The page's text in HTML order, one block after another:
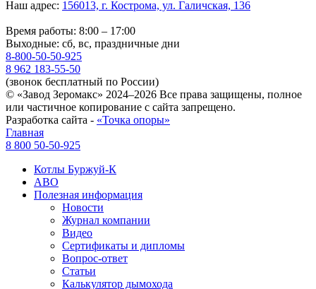
Наш адрес: 156013, г. Кострома, ул. Галичская, 136
Время работы: 8:00 – 17:00
Выходные: сб, вс, праздничные дни
8-800-50-50-925
8 962 183-55-50
(звонок бесплатный по России)
© «Завод Зеромакс» 2024–2026 Все права защищены, полное
или частичное копирование с сайта запрещено.
Разработка сайта - «Точка опоры»
Главная
8 800 50-50-925
Котлы Буржуй-К
АВО
Полезная информация
Новости
Журнал компании
Видео
Сертификаты и дипломы
Вопрос-ответ
Статьи
Калькулятор дымохода